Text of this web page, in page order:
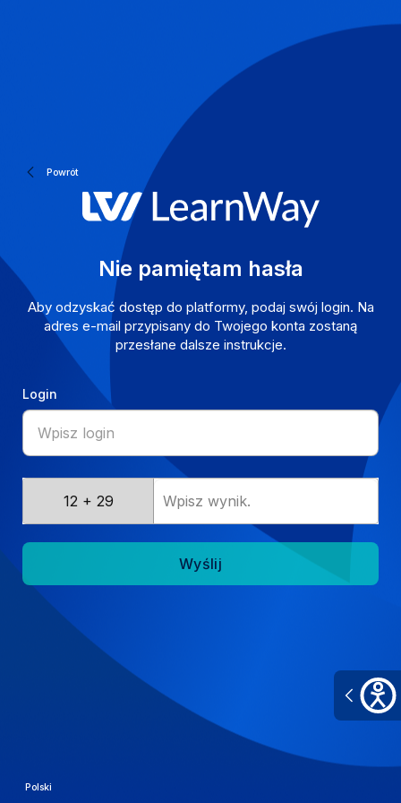
Powrót
Nie pamiętam hasła
Aby odzyskać dostęp do platformy, podaj swój login. Na
adres e-mail przypisany do Twojego konta zostaną
przesłane dalsze instrukcje.
Login
12 + 29
wynik.
Wyślij
Zmień
Polski